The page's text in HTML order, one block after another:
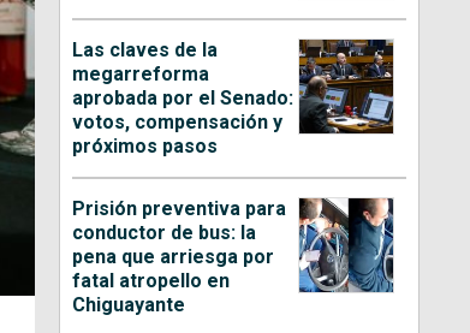
Las claves de la
megarreforma
aprobada por el Senado:
votos, compensación y
próximos pasos
Prisión preventiva para
conductor de bus: la
pena que arriesga por
fatal atropello en
Chiguayante